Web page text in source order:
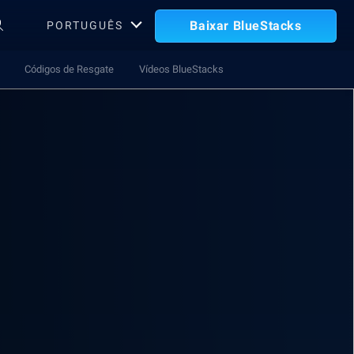
PORTUGUÊS Baixar BlueStacks
Códigos de Resgate Vídeos BlueStacks